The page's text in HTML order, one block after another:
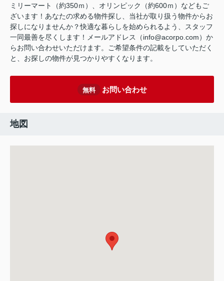
ミリーマート（約350ｍ）、オリンピック（約600ｍ）などもご
ざいます！あなたの求める物件探し、当社が取り扱う物件からお
探しになりませんか？快適な暮らしを始められるよう、スタッフ
一同最善を尽くします！メールアドレス（info@acorpo.com）か
らお問い合わせいただけます。ご希望条件の記載をしていただく
と、お探しの物件が見つかりやすくなります。
無料 お問い合わせ
地図